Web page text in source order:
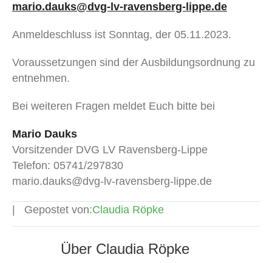
mario.dauks@dvg-lv-ravensberg-lippe.de
Anmeldeschluss ist Sonntag, der 05.11.2023.
Voraussetzungen sind der Ausbildungsordnung zu
entnehmen.
Bei weiteren Fragen meldet Euch bitte bei
Mario Dauks
Vorsitzender DVG LV Ravensberg-Lippe
Telefon: 05741/297830
mario.dauks@dvg-lv-ravensberg-lippe.de
Gepostet von:Claudia Röpke
Über Claudia Röpke